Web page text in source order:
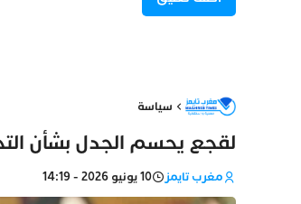
سياسة
لقجع يحسم الجدل بشأن
مغرب تايمز 10 يونيو 2026 - 14:19